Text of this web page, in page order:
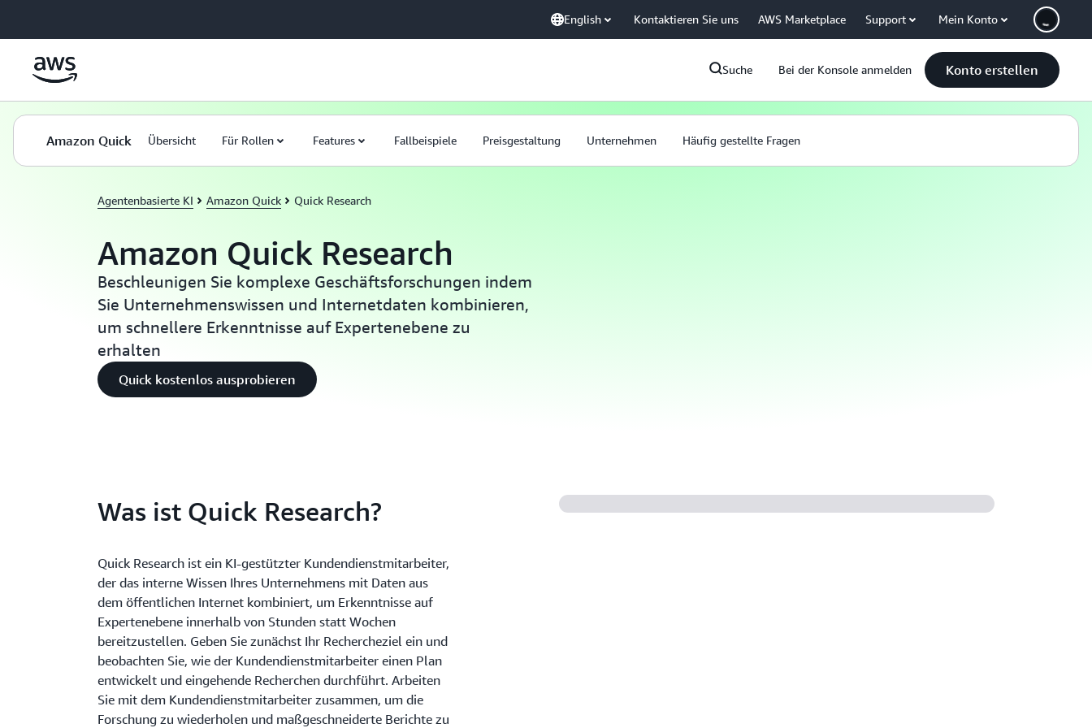
English Kontaktieren Sie uns AWS Marketplace Support Mein Konto
Suche Bei der Konsole anmelden Konto erstellen
Amazon Quick Übersicht Für Rollen Features Fallbeispiele Preisgestaltung Unternehmen Häufig gestellte Fragen
Agentenbasierte KI Amazon Quick Quick Research
Amazon Quick Research
Beschleunigen Sie komplexe Geschäftsforschungen indem
Sie Unternehmenswissen und Internetdaten kombinieren,
um schnellere Erkenntnisse auf Expertenebene zu
erhalten
Quick kostenlos ausprobieren
Was ist Quick Research?
Quick Research ist ein KI-gestützter Kundendienstmitarbeiter,
der das interne Wissen Ihres Unternehmens mit Daten aus
dem öffentlichen Internet kombiniert, um Erkenntnisse auf
Expertenebene innerhalb von Stunden statt Wochen
bereitzustellen. Geben Sie zunächst Ihr Rechercheziel ein und
beobachten Sie, wie der Kundendienstmitarbeiter einen Plan
entwickelt und eingehende Recherchen durchführt. Arbeiten
Sie mit dem Kundendienstmitarbeiter zusammen, um die
Forschung zu wiederholen und maßgeschneiderte Berichte zu